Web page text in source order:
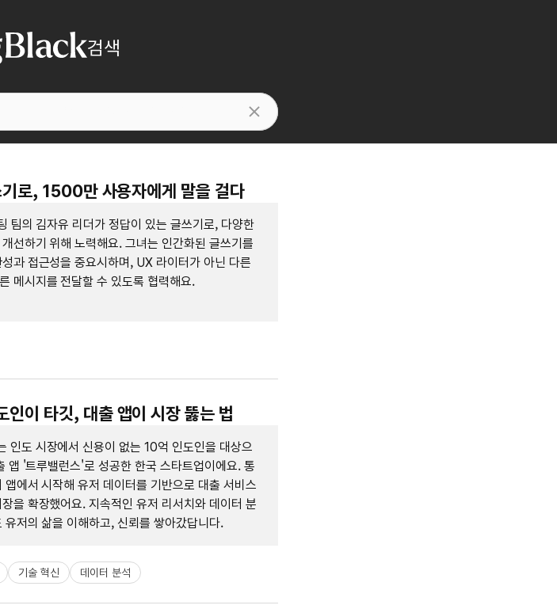
검색
로, 1500만 사용자에게 말을 걸다
팀의 김자유 리더가 정답이 있는 글쓰기로, 다양한
선하기 위해 노력해요. 그녀는 인간화된 글쓰기를
과 접근성을 중요시하며, UX 라이터가 아닌 다른
메시지를 전달할 수 있도록 협력해요.
이 타깃, 대출 앱이 시장 뚫는 법
인도 시장에서 신용이 없는 10억 인도인을 대상으
앱 '트루밸런스'로 성공한 한국 스타트업이에요. 통
앱에서 시작해 유저 데이터를 기반으로 대출 서비스
을 확장했어요. 지속적인 유저 리서치와 데이터 분
유저의 삶을 이해하고, 신뢰를 쌓아갔답니다.
기술 혁신 데이터 분석